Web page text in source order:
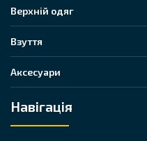
Верхній одяг
Взуття
Аксесуари
Навігація